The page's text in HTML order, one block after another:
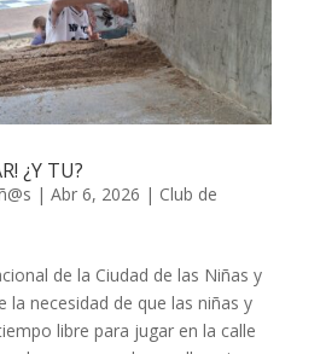
¿Y TU?
| Abr 6, 2026 | Club de
de la Ciudad de las Niñas y
la necesidad de que las niñas y
libre para jugar en la calle